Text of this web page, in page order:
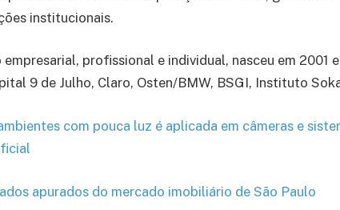
institucionais.
profissional e individual, nasceu em 2001
9 de Julho, Claro, Osten/BMW, BSGI, Instituto
com pouca luz é aplicada em câmeras e
apurados do mercado imobiliário de São Paulo